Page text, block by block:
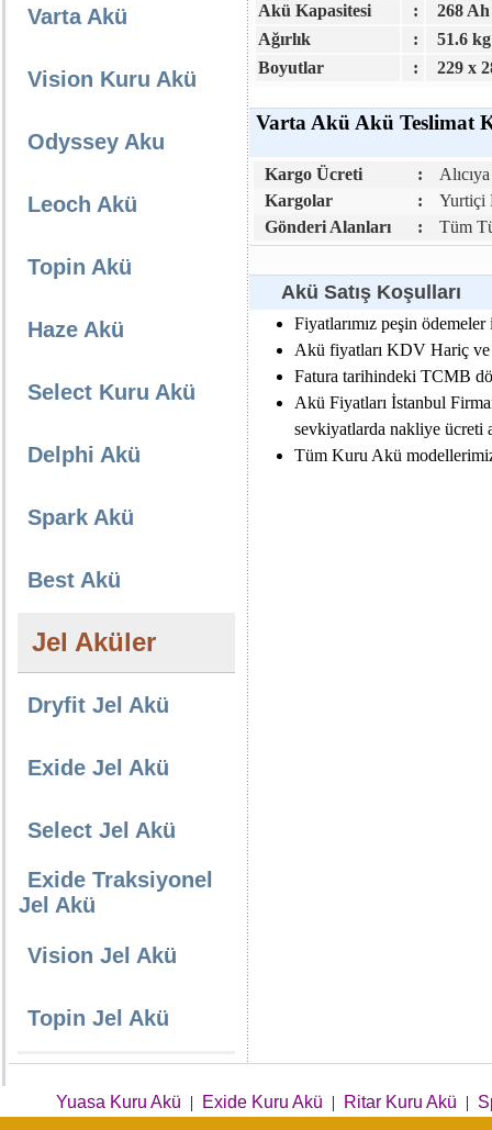
Varta Akü
Vision Kuru Akü
Odyssey Aku
Leoch Akü
Topin Akü
Haze Akü
Select Kuru Akü
Delphi Akü
Spark Akü
Best Akü
Jel Aküler
Dryfit Jel Akü
Exide Jel Akü
Select Jel Akü
Exide Traksiyonel
Jel Akü
Vision Jel Akü
Topin Jel Akü
Akü Kapasitesi
:
268 Ah
Ağırlık
:
51.6 kg
Boyutlar
: 229 x
Varta Akü Akü Teslimat
Kargo Ücreti :
Kargolar
:
Yurtiçi
Gönderi Alanları
: Tüm
Akü Satış Koşulları
Fiyatlarımız peşin
Akü fiyatları KDV Hariç ve
Fatura tarihindeki TCMB
Akü Fiyatları İstanbul
sevkiyatlarda nakliye ücreti
Tüm Kuru Akü
Yuasa Kuru Akü | Exide Kuru Akü | Ritar Kuru Akü |